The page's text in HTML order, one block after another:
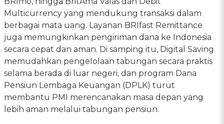
Multicurrency yang mendukung transaksi dalam
berbagai mata uang. Layanan BRIfast Remittance
juga memungkinkan pengiriman dana ke Indonesia
secara cepat dan aman. Di samping itu, Digital Saving
memudahkan pengelolaan tabungan secara praktis
selama berada di luar negeri, dan program Dana
Pensiun Lembaga Keuangan (DPLK) turut
membantu PMI merencanakan masa depan yang
lebih aman melalui tabungan pensiun.